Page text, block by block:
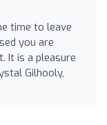
time to leave
you are
It is a pleasure
Gilhooly,